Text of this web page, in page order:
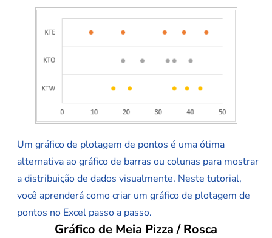
Um gráfico de plotagem de pontos é uma ótima
alternativa ao gráfico de barras ou colunas para mostrar
a distribuição de dados visualmente. Neste tutorial,
você aprenderá como criar um gráfico de plotagem de
pontos no Excel passo a passo.
Gráfico de Meia Pizza / Rosca